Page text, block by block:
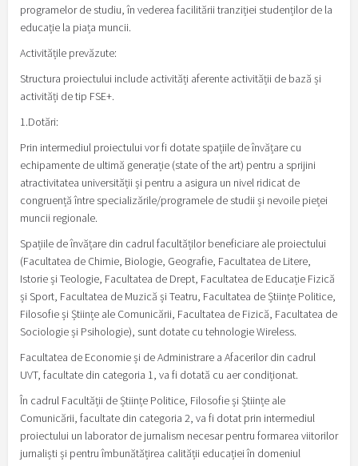
programelor de studiu, în vederea facilitării tranziției studenților de la
educație la piața muncii.
Activitățile prevăzute:
Structura proiectului include activități aferente activității de bază și
activități de tip FSE+.
1.Dotări:
Prin intermediul proiectului vor fi dotate spațiile de învățare cu
echipamente de ultimă generație (state of the art) pentru a sprijini
atractivitatea universității și pentru a asigura un nivel ridicat de
congruență între specializările/programele de studii și nevoile pieței
muncii regionale.
Spațiile de învățare din cadrul facultăților beneficiare ale proiectului
(Facultatea de Chimie, Biologie, Geografie, Facultatea de Litere,
Istorie și Teologie, Facultatea de Drept, Facultatea de Educație Fizică
și Sport, Facultatea de Muzică și Teatru, Facultatea de Științe Politice,
Filosofie și Științe ale Comunicării, Facultatea de Fizică, Facultatea de
Sociologie și Psihologie), sunt dotate cu tehnologie Wireless.
Facultatea de Economie și de Administrare a Afacerilor din cadrul
UVT, facultate din categoria 1, va fi dotată cu aer condiționat.
În cadrul Facultății de Științe Politice, Filosofie și Științe ale
Comunicării, facultate din categoria 2, va fi dotat prin intermediul
proiectului un laborator de jurnalism necesar pentru formarea viitorilor
jurnaliști și pentru îmbunătățirea calității educației în domeniul